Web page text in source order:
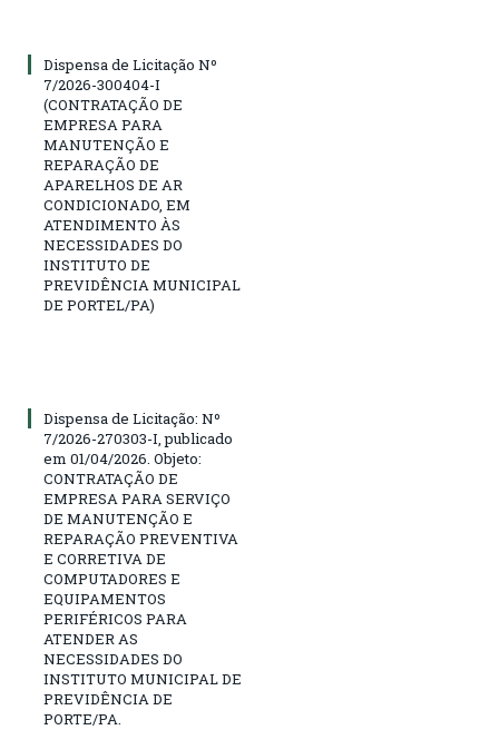
Dispensa de Licitação Nº
7/2026-300404-I
(CONTRATAÇÃO DE
EMPRESA PARA
MANUTENÇÃO E
REPARAÇÃO DE
APARELHOS DE AR
CONDICIONADO, EM
ATENDIMENTO ÀS
NECESSIDADES DO
INSTITUTO DE
PREVIDÊNCIA MUNICIPAL
DE PORTEL/PA)
Dispensa de Licitação: Nº
7/2026-270303-I, publicado
em 01/04/2026. Objeto:
CONTRATAÇÃO DE
EMPRESA PARA SERVIÇO
DE MANUTENÇÃO E
REPARAÇÃO PREVENTIVA
E CORRETIVA DE
COMPUTADORES E
EQUIPAMENTOS
PERIFÉRICOS PARA
ATENDER AS
NECESSIDADES DO
INSTITUTO MUNICIPAL DE
PREVIDÊNCIA DE
PORTE/PA.